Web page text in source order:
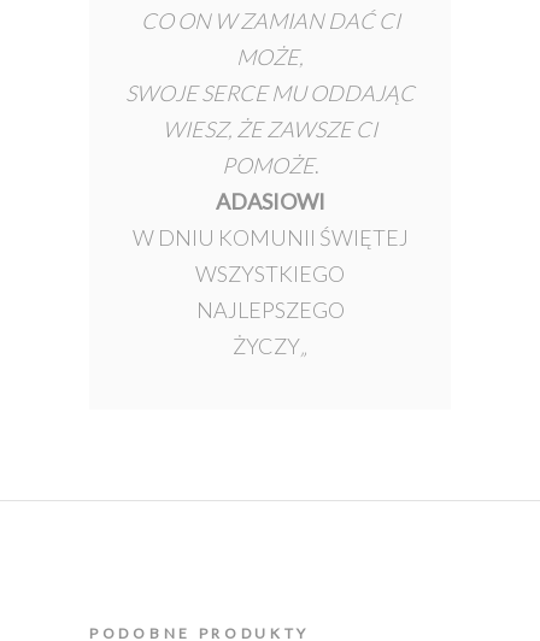
CO ON W ZAMIAN DAĆ CI
MOŻE,
SWOJE SERCE MU ODDAJĄC
WIESZ, ŻE ZAWSZE CI
POMOŻE.
ADASIOWI
W DNIU KOMUNII ŚWIĘTEJ
WSZYSTKIEGO
NAJLEPSZEGO
ŻYCZY„
PODOBNE PRODUKTY